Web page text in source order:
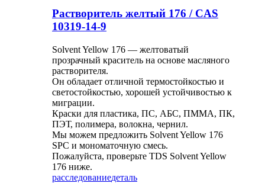
Растворитель желтый 176 / CAS
10319-14-9
Solvent Yellow 176 — желтоватый
прозрачный краситель на основе масляного
растворителя.
Он обладает отличной термостойкостью и
светостойкостью, хорошей устойчивостью к
миграции.
Краски для пластика, ПС, АБС, ПММА, ПК,
ПЭТ, полимера, волокна, чернил.
Мы можем предложить Solvent Yellow 176
SPC и мономаточную смесь.
Пожалуйста, проверьте TDS Solvent Yellow
176 ниже.
расследованиедеталь